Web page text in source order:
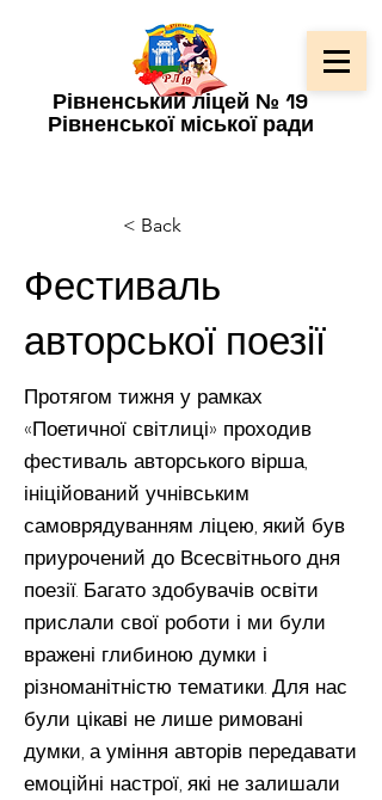
Рівненський ліцей № 19
Рівненської міської ради
< Back
Фестиваль
авторської поезії
Протягом тижня у рамках
«Поетичної світлиці» проходив
фестиваль авторського вірша,
ініційований учнівським
самоврядуванням ліцею, який був
приурочений до Всесвітнього дня
поезії. Багато здобувачів освіти
прислали свої роботи і ми були
вражені глибиною думки і
різноманітністю тематики. Для нас
були цікаві не лише римовані
думки, а уміння авторів передавати
емоційні настрої, які не залишали